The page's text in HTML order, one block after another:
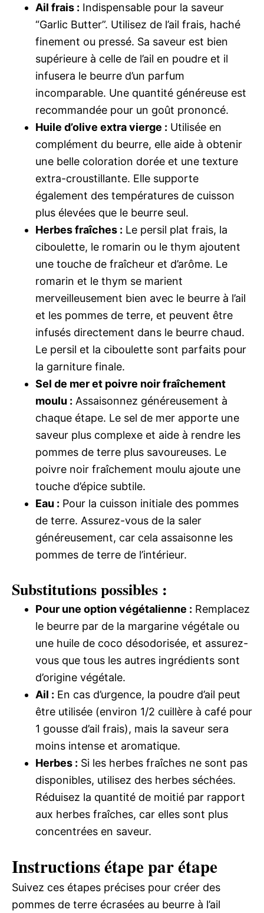
Ail frais : Indispensable pour la saveur
“Garlic Butter”. Utilisez de l’ail frais, haché
finement ou pressé. Sa saveur est bien
supérieure à celle de l’ail en poudre et il
infusera le beurre d’un parfum
incomparable. Une quantité généreuse est
recommandée pour un goût prononcé.
Huile d’olive extra vierge : Utilisée en
complément du beurre, elle aide à obtenir
une belle coloration dorée et une texture
extra-croustillante. Elle supporte
également des températures de cuisson
plus élevées que le beurre seul.
Herbes fraîches : Le persil plat frais, la
ciboulette, le romarin ou le thym ajoutent
une touche de fraîcheur et d’arôme. Le
romarin et le thym se marient
merveilleusement bien avec le beurre à l’ail
et les pommes de terre, et peuvent être
infusés directement dans le beurre chaud.
Le persil et la ciboulette sont parfaits pour
la garniture finale.
Sel de mer et poivre noir fraîchement
moulu : Assaisonnez généreusement à
chaque étape. Le sel de mer apporte une
saveur plus complexe et aide à rendre les
pommes de terre plus savoureuses. Le
poivre noir fraîchement moulu ajoute une
touche d’épice subtile.
Eau : Pour la cuisson initiale des pommes
de terre. Assurez-vous de la saler
généreusement, car cela assaisonne les
pommes de terre de l’intérieur.
Substitutions possibles :
Pour une option végétalienne : Remplacez
le beurre par de la margarine végétale ou
une huile de coco désodorisée, et assurez-
vous que tous les autres ingrédients sont
d’origine végétale.
Ail : En cas d’urgence, la poudre d’ail peut
être utilisée (environ 1/2 cuillère à café pour
1 gousse d’ail frais), mais la saveur sera
moins intense et aromatique.
Herbes : Si les herbes fraîches ne sont pas
disponibles, utilisez des herbes séchées.
Réduisez la quantité de moitié par rapport
aux herbes fraîches, car elles sont plus
concentrées en saveur.
Instructions étape par étape
Suivez ces étapes précises pour créer des
pommes de terre écrasées au beurre à l’ail